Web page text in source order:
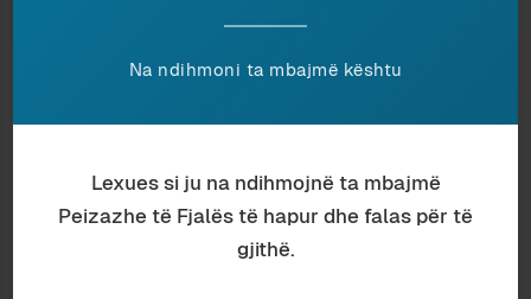
Eda Zari
XHAZI NË LITURGJI
Na ndihmoni ta mbajmë kështu
Lexues si ju na ndihmojnë ta mbajmë
Peizazhe të Fjalës të hapur dhe falas për të
gjithë.